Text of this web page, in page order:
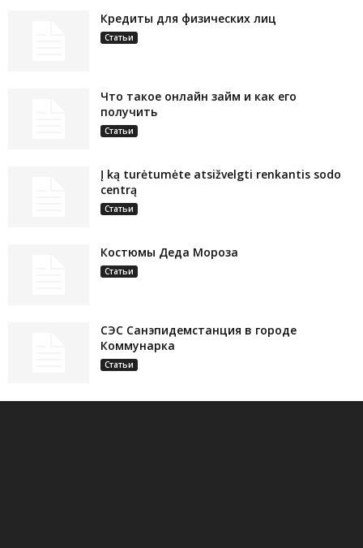
Кредиты для физических лиц
Статьи
Что такое онлайн займ и как его
получить
Статьи
Į ką turėtumėte atsižvelgti renkantis sodo
centrą
Статьи
Костюмы Деда Мороза
Статьи
СЭС Санэпидемстанция в городе
Коммунарка
Статьи